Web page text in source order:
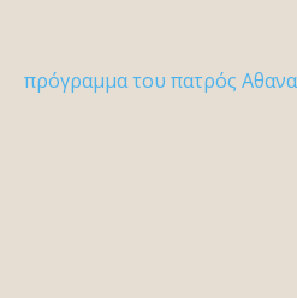
πρόγραμμα του πατρός